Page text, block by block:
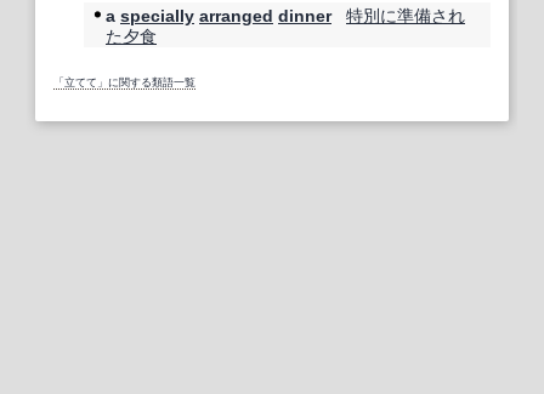
a specially arranged dinner 特別に準備され
た夕食
「立てて」に関する類語一覧